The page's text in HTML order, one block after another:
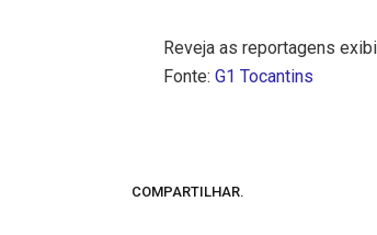
Reveja as reportagens
Fonte:G1 Tocantins
COMPARTILHAR.